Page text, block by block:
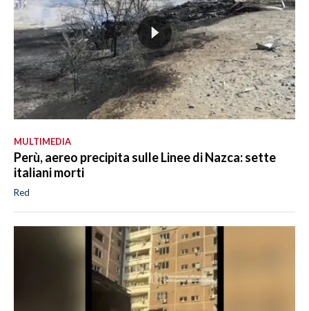
MULTIMEDIA
Perù, aereo precipita sulle Linee di Nazca: sette
italiani morti
Red